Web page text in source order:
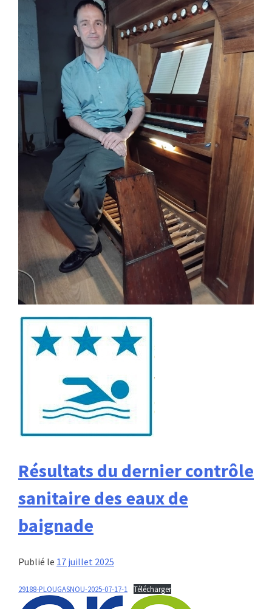
Résultats du dernier contrôle
sanitaire des eaux de
baignade
Publié le 17 juillet 2025
29188-PLOUGASNOU-2025-07-17-1 Télécharger